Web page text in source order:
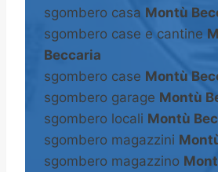
sgombero casa Montù
sgombero case e cantine
Beccaria
sgombero case Montù
sgombero garage Montù
sgombero locali Montù
sgombero magazzini
sgombero magazzino